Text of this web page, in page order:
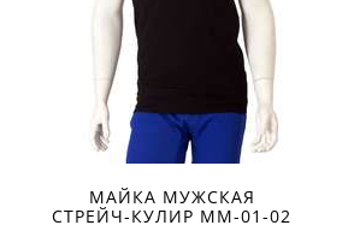
МАЙКА МУЖСКАЯ
СТРЕЙЧ-КУЛИР ММ-01-02